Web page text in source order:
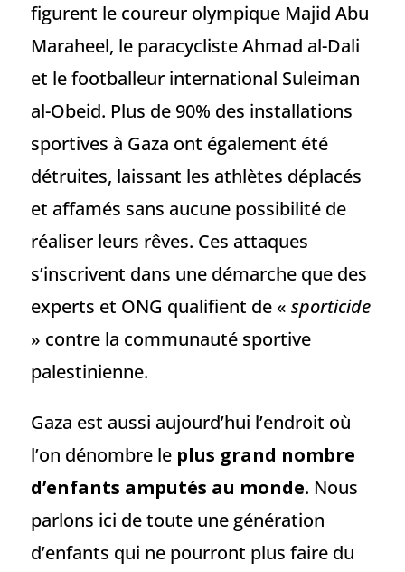
figurent le coureur olympique Majid Abu
Maraheel, le paracycliste Ahmad al-Dali
et le footballeur international Suleiman
al-Obeid. Plus de 90% des installations
sportives à Gaza ont également été
détruites, laissant les athlètes déplacés
et affamés sans aucune possibilité de
réaliser leurs rêves. Ces attaques
s’inscrivent dans une démarche que des
experts et ONG qualifient de « sporticide
» contre la communauté sportive
palestinienne.
Gaza est aussi aujourd’hui l’endroit où
l’on dénombre le plus grand nombre
d’enfants amputés au monde. Nous
parlons ici de toute une génération
d’enfants qui ne pourront plus faire du